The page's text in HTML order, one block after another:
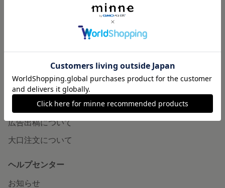
minneとものづくりと
minneの本
企業の方へ
広告出稿について
大口注文について
ヘルプセンター
お知らせ